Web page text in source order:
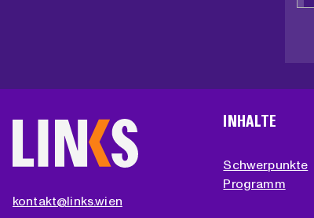
kontakt@links.wien
INHALTE
Schwerpunkte
Programm